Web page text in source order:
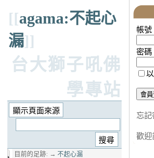
[[agama:不起心
漏]]
台大獅子吼佛
學專站
目前的足跡: → 不起心漏
帳號
密碼
忘記
歡迎